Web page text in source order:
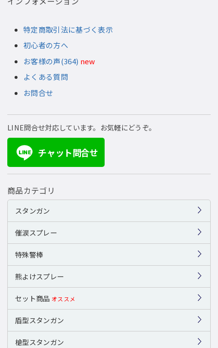
特定商取引法に基づく表示
初心者の方へ
お客様の声(364) new
よくある質問
お問合せ
LINE問合せ対応しています。お気軽にどうぞ。
LINE チャット問合せ
商品カテゴリ
スタンガン
催涙スプレー
特殊警棒
熊よけスプレー
セット商品 オススメ
盾型スタンガン
槍型スタンガン